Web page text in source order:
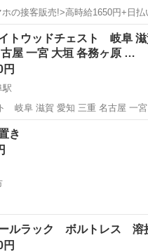
ホの接客販売!>高時給1650円+日
夫!高時給といえばスマホ販売/
! ・シンプルネイル&カラコンOK!
トウッドチェスト 岐阜 滋
屋 一宮 大垣 各務ヶ原 …
円
駅
岐阜 滋賀 愛知 三重 名古屋 一
れの美品揃い
年式の美品が低価格 日曜 祝日 休 月曜～金曜
阜駅
き
チラシ
ルラック ボルトレス 溶
円